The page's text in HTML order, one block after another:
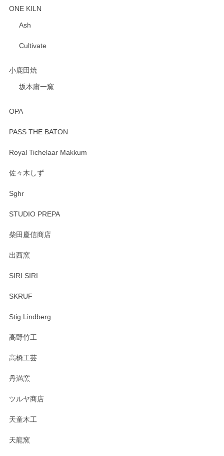
ONE KILN
Ash
Cultivate
小鹿田焼
坂本庸一窯
OPA
PASS THE BATON
Royal Tichelaar Makkum
佐々木しず
Sghr
STUDIO PREPA
柴田慶信商店
出西窯
SIRI SIRI
SKRUF
Stig Lindberg
高野竹工
高橋工芸
丹満窯
ツルヤ商店
天童木工
天龍窯